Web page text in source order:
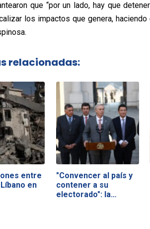
que “por un lado, hay que
los impactos que genera,
relacionadas:
entre
en
"Convencer al país y
contener a su
electorado": la…